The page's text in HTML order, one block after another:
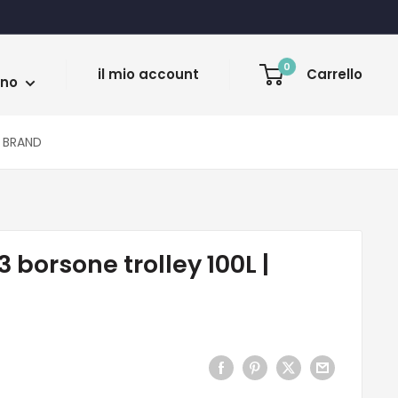
il mio account 0 Carrello
BRAND
borsone trolley 100L |